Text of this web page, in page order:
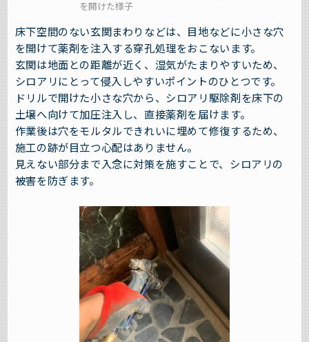
を開けた様子
床下空間のない玄関まわりなどは、目地などに小さな穴
を開けて薬剤を注入する穿孔処理をおこないます。
玄関は地面との距離が近く、湿気がたまりやすいため、
シロアリにとって侵入しやすいポイントのひとつです。
ドリルで開けた小さな穴から、シロアリ駆除剤を床下の
土壌へ向けて加圧注入し、直接薬剤を届けます。
作業後は穴をモルタルできれいに埋めて修復するため、
施工の跡が目立つ心配はありません。
見えない部分まで入念に対策を施すことで、シロアリの
被害を防ぎます。